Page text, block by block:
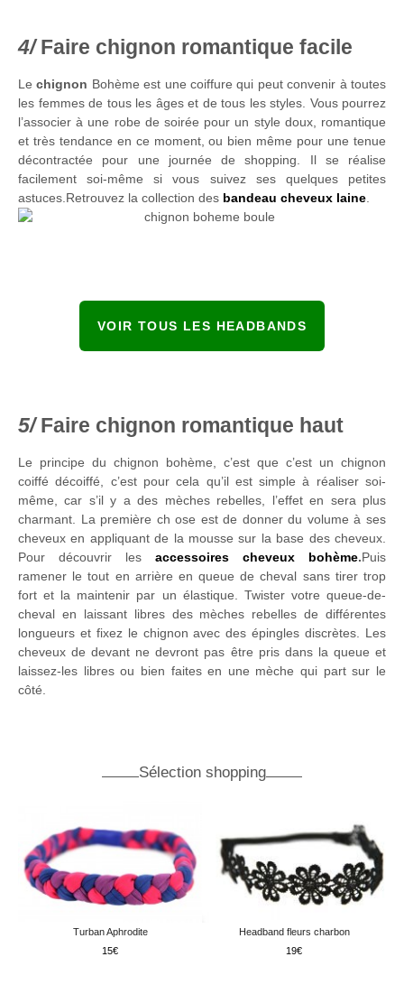
Faire chignon romantique facile
Le chignon Bohème est une coiffure qui peut convenir à toutes
les femmes de tous les âges et de tous les styles. Vous pourrez
l’associer à une robe de soirée pour un style doux, romantique
et très tendance en ce moment, ou bien même pour une tenue
décontractée pour une journée de shopping. Il se réalise
facilement soi-même si vous suivez ses quelques petites
astuces.Retrouvez la collection des bandeau cheveux laine
VOIR TOUS LES HEADBANDS
Faire chignon romantique haut
Le principe du chignon bohème, c’est que c’est un chignon
coiffé décoiffé, c’est pour cela qu’il est simple à réaliser soi-
même, car s’il y a des mèches rebelles, l’effet en sera plus
charmant. La première ch ose est de donner du volume à ses
cheveux en appliquant de la mousse sur la base des cheveux.
Pour découvrir les accessoires cheveux bohème.Puis
ramener le tout en arrière en queue de cheval sans tirer trop
fort et la maintenir par un élastique. Twister votre queue-de-
cheval en laissant libres des mèches rebelles de différentes
longueurs et fixez le chignon avec des épingles discrètes. Les
cheveux de devant ne devront pas être pris dans la queue et
laissez-les libres ou bien faites en une mèche qui part sur le
côté.
Sélection shopping
Turban Aphrodite
15
Headband fleurs charbon
19